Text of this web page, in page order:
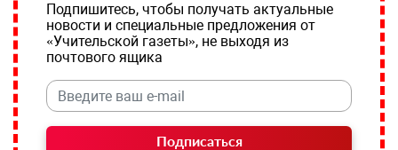
Подпишитесь, чтобы получать актуальные
новости и специальные предложения от
«Учительской газеты», не выходя из
почтового ящика
Подписаться